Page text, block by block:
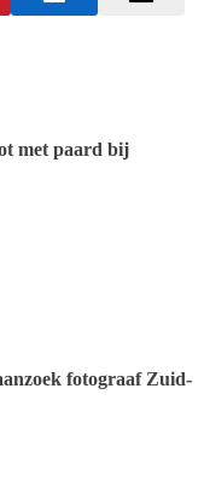
met paard bij
fotograaf Zuid-